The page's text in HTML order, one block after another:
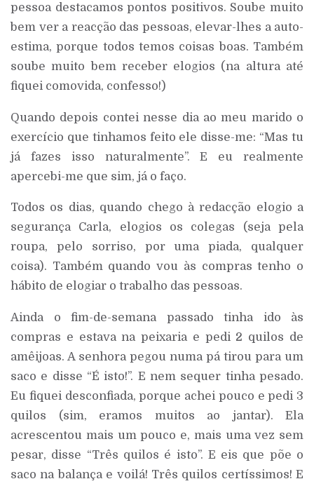
pessoa destacamos pontos positivos. Soube muito
bem ver a reacção das pessoas, elevar-lhes a auto-
estima, porque todos temos coisas boas. Também
soube muito bem receber elogios (na altura até
fiquei comovida, confesso!)
Quando depois contei nesse dia ao meu marido o
exercício que tinhamos feito ele disse-me: “Mas tu
já fazes isso naturalmente”. E eu realmente
apercebi-me que sim, já o faço.
Todos os dias, quando chego à redacção elogio a
segurança Carla, elogios os colegas (seja pela
roupa, pelo sorriso, por uma piada, qualquer
coisa). Também quando vou às compras tenho o
hábito de elogiar o trabalho das pessoas.
Ainda o fim-de-semana passado tinha ido às
compras e estava na peixaria e pedi 2 quilos de
amêijoas. A senhora pegou numa pá tirou para um
saco e disse “É isto!”. E nem sequer tinha pesado.
Eu fiquei desconfiada, porque achei pouco e pedi 3
quilos (sim, eramos muitos ao jantar). Ela
acrescentou mais um pouco e, mais uma vez sem
pesar, disse “Três quilos é isto”. E eis que põe o
saco na balança e voilá! Três quilos certíssimos! E